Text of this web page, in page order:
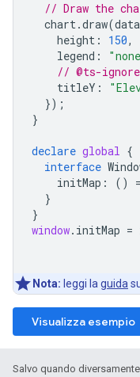
// Draw the
chart.draw(data
height : 150,
legend :
// @ts-
titleY :
});
}
declare global {
interface
initMap : () =
}
}
window. initMap =
Nota: leggi laguida
Visualizza esempio
Salvo quando